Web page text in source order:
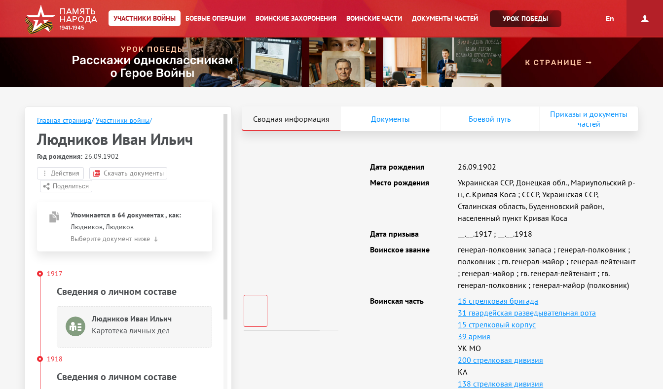
УЧАСТНИКИ ВОЙНЫ БОЕВЫЕ ОПЕРАЦИИ ВОИНСКИЕ ЗАХОРОНЕНИЯ ВОИНСКИЕ ЧАСТИ ДОКУМЕНТЫ ЧАСТЕЙ УРОК ПОБЕДЫ En
Главная страница/ Участники войны/
Людников Иван Ильич
Год рождения: 26.09.1902
Действия
Скачать документы
Упоминается в 64 документах, как:
Людников, Людиков
Выберите документ ниже
1917
Сведения о личном составе
Людников Иван Ильич
Картотека личных дел
1918
Сведения о личном составе
Сводная информация Документы Боевой путь
Приказы и документы
частей
Дата рождения
26.09.1902
Место рождения
Украинская ССР, Донецкая обл., Мариупольский р-
н, с. Кривая Коса ; СССР, Украинская ССР,
Сталинская область, Буденновский район,
населенный пункт Кривая Коса
Дата призыва
__.__.1917 ;
__.__.1918
Воинское звание
генерал-полковник запаса ; генерал-полковник ;
полковник ; гв. генерал-майор ; генерал-лейтенант
; генерал-майор ; гв. генерал-лейтенант; гв.
генерал-полковник ; генерал-майор (полковник)
Воинская часть
16 стрелковая бригада
31 гвардейская разведывательная рота
15 стрелковый корпус
39 армия
УК МО
200 стрелковая дивизия
КА
138 стрелковая дивизия